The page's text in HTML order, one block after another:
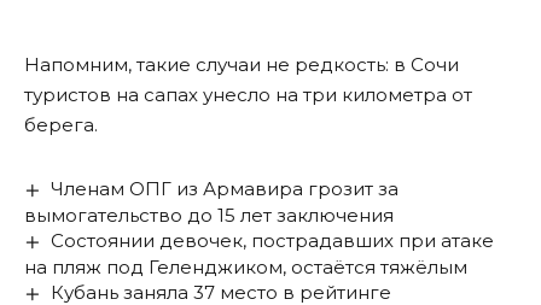
Напомним, такие случаи не редкость: в Сочи
туристов на сапах унесло на три километра от
берега.
Членам ОПГ из Армавира грозит за
вымогательство до 15 лет заключения
Состоянии девочек, пострадавших при атаке
на пляж под Геленджиком, остаётся тяжёлым
Кубань заняла 37 место в рейтинге